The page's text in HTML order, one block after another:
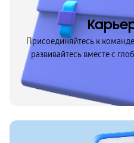
Присоединяйтесь к
развивайтесь вместе с